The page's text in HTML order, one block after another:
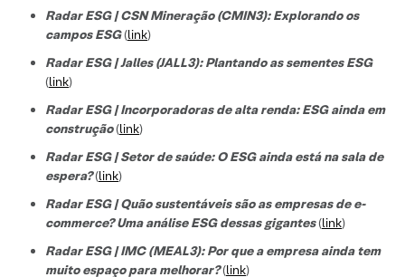
Radar ESG | CSN Mineração (CMIN3): Explorando os
campos ESG(link)
Radar ESG | Jalles (JALL3): Plantando as sementes ESG
(link)
Radar ESG | Incorporadoras de alta renda: ESG ainda em
construção(link)
Radar ESG | Setor de saúde: O ESG ainda está na sala de
espera?(link)
Radar ESG | Quão sustentáveis são as empresas de e-
commerce? Uma análise ESG dessas gigantes(link)
Radar ESG | IMC (MEAL3): Por que a empresa ainda tem
muito espaço para melhorar?(link)